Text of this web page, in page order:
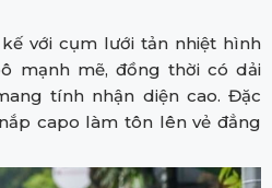
với cụm lưới tản nhiệt hình
mạnh mẽ, đồng thời có dải
tính nhận diện cao. Đặc
capo làm tôn lên vẻ đẳng